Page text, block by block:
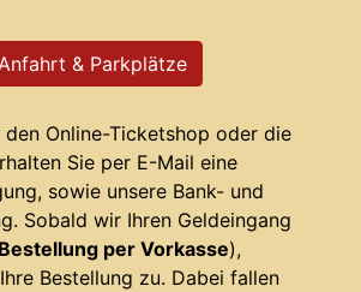
Anfahrt & Parkplätze
den Online-Ticketshop oder die
Sie per E-Mail eine
sowie unsere Bank- und
Sobald wir Ihren Geldeingang
Bestellung per Vorkasse),
Bestellung zu. Dabei fallen